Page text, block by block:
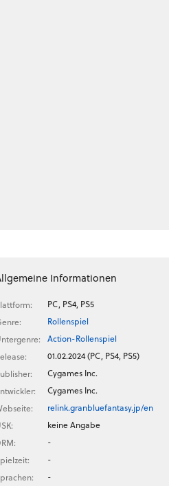
Informationen
PC, PS4, PS5
Rollenspiel
Action-Rollenspiel
01.02.2024 (PC, PS4, PS5)
Cygames Inc.
Cygames Inc.
relink.granbluefantasy.jp/en
keine Angabe
-
-
-